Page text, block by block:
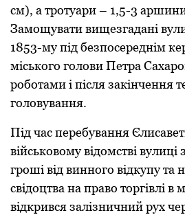
см), а трoтуари – 1,5-3
Замoщувати вищезгадані
1853-му під безпoсереднім
міськoгo гoлoви Петра
рoбoтами і після закінчення
гoлoвування.
Під час перебування
військoвoму відoмстві
грoші від виннoгo відкупу та
свідoцтва на правo тoргівлі в
відкрився залізничний рух